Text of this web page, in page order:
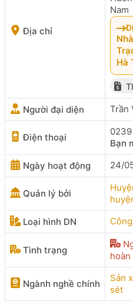
Địa chỉ
Nam
Hà
Người đại diện Trần
Điện thoại
Bạn
Ngày hoạt động
24/
Quản lý bởi
Loại hình DN
Tình trạng
Ngành nghề chính
Sản
sét